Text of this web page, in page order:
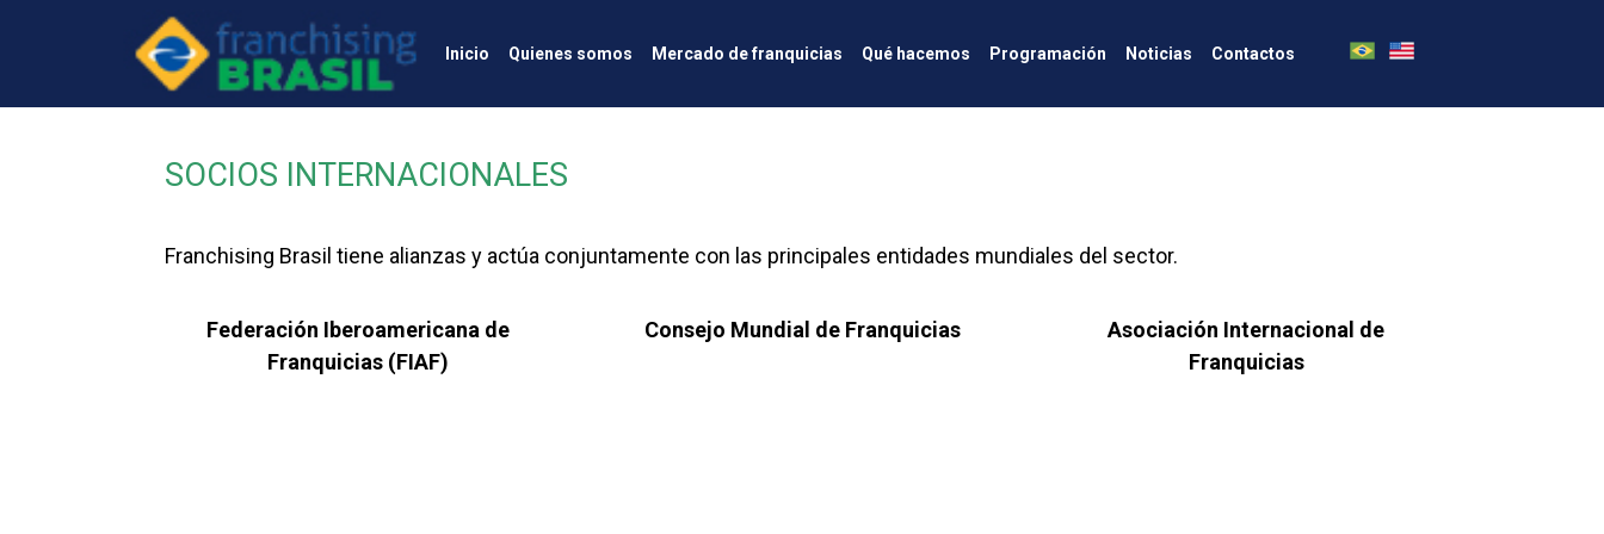
Inicio Quienes somos Mercado de franquicias Qué hacemos Programación Noticias Contactos
SOCIOS INTERNACIONALES
Franchising Brasil tiene alianzas y actúa conjuntamente con las principales entidades mundiales del sector.
Federación Iberoamericana de
Franquicias (FIAF)
Consejo Mundial de Franquicias
Asociación Internacional de
Franquicias